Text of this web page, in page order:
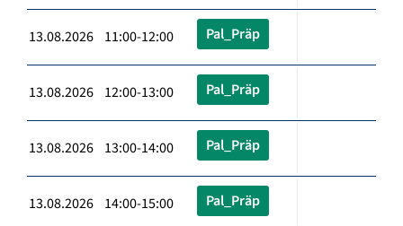
13.08.2026 11:00-12:00 Pal_Präp
13.08.2026 12:00-13:00 Pal_Präp
13.08.2026 13:00-14:00 Pal_Präp
13.08.2026 14:00-15:00 Pal_Präp